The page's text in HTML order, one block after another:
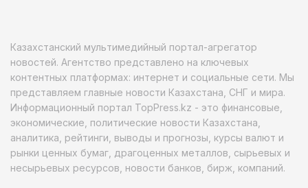
Казахстанский мультимедийный портал-агрегатор
новостей. Агентство представлено на ключевых
контентных платформах: интернет и социальные сети. Мы
представляем главные новости Казахстана, СНГ и мира.
Информационный портал TopPress.kz - это финансовые,
экономические, политические новости Казахстана,
аналитика, рейтинги, выводы и прогнозы, курсы валют и
рынки ценных бумаг, драгоценных металлов, сырьевых и
несырьевых ресурсов, новости банков, бирж, компаний.